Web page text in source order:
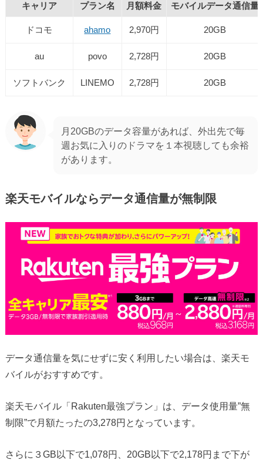
キャリア プラン名 月額料金 モバイルデータ通信量
ドコモ ahamo 2,970円 20GB
au povo 2,728円 20GB
ソフトバンク LINEMO 2,728円 20GB
月20GBのデータ容量があれば、外出先で毎
週お気に入りのドラマを１本視聴しても余裕
があります。
楽天モバイルならデータ通信量が無制限
データ通信量を気にせずに安く利用したい場合は、楽天モ
バイルがおすすめです。
楽天モバイル「Rakuten最強プラン」は、データ使用量”無
制限”で月額たったの3,278円となっています。
さらに３GB以下で1,078円、20GB以下で2,178円まで下が